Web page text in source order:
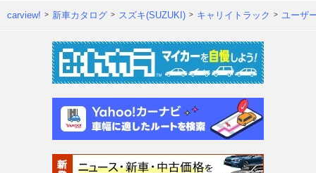
carview! 新車カタログ スズキ(SUZUKI) キャリイトラック ユーザ